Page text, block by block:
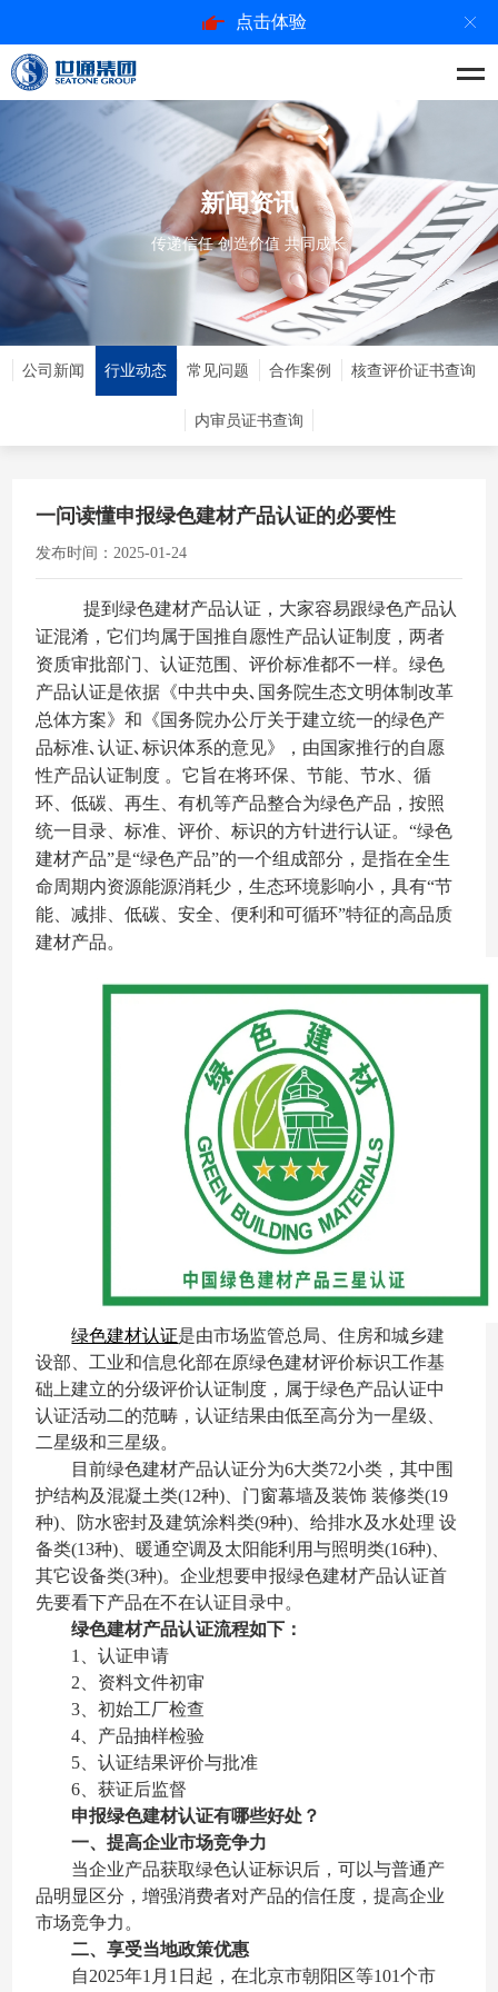
点击体验
新闻资讯
传递信任 创造价值 共同成长
公司新闻 行业动态 常见问题 合作案例 核查评价证书查询
内审员证书查询
一问读懂申报绿色建材产品认证的必要性
发布时间：2025-01-24
提到绿色建材产品认证，大家容易跟绿色产品认
证混淆，它们均属于国推自愿性产品认证制度，两者
资质审批部门、认证范围、评价标准都不一样。绿色
产品认证是依据《中共中央､国务院生态文明体制改革
总体方案》和《国务院办公厅关于建立统一的绿色产
品标准､认证､标识体系的意见》，由国家推行的自愿
性产品认证制度 。它旨在将环保、节能、节水、循
环、低碳、再生、有机等产品整合为绿色产品，按照
统一目录、标准、评价、标识的方针进行认证。“绿色
建材产品”是“绿色产品”的一个组成部分，是指在全生
命周期内资源能源消耗少，生态环境影响小，具有“节
能、减排、低碳、安全、便利和可循环”特征的高品质
建材产品。
绿色建材认证是由市场监管总局、住房和城乡建
设部、工业和信息化部在原绿色建材评价标识工作基
础上建立的分级评价认证制度，属于绿色产品认证中
认证活动二的范畴，认证结果由低至高分为一星级、
二星级和三星级。
目前绿色建材产品认证分为6大类72小类，其中围
护结构及混凝土类(12种)、门窗幕墙及装饰 装修类(19
种)、防水密封及建筑涂料类(9种)、给排水及水处理 设
备类(13种)、暖通空调及太阳能利用与照明类(16种)、
其它设备类(3种)。企业想要申报绿色建材产品认证首
先要看下产品在不在认证目录中。
绿色建材产品认证流程如下：
1、认证申请
2、资料文件初审
3、初始工厂检查
4、产品抽样检验
5、认证结果评价与批准
6、获证后监督
申报绿色建材认证有哪些好处？
一、提高企业市场竞争力
当企业产品获取绿色认证标识后，可以与普通产
品明显区分，增强消费者对产品的信任度，提高企业
市场竞争力。
二、享受当地政策优惠
自2025年1月1日起，在北京市朝阳区等101个市